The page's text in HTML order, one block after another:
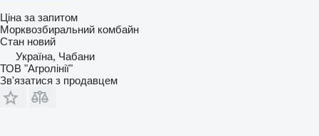
Ціна за запитом
Морквозбиральний комбайн
Стан новий
Україна, Чабани
ТОВ "Агролінії"
Зв'язатися з продавцем